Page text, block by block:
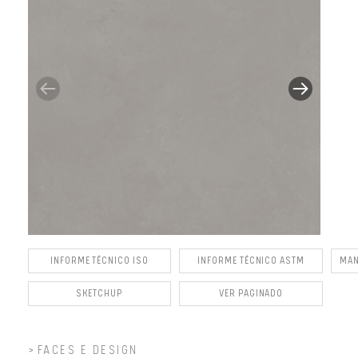
INFORME TÉCNICO ISO INFORME TÉCNICO ASTM
SKETCHUP VER PAGINADO
FACES E DESIGN